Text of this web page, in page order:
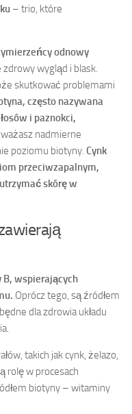
– trio, które
odnowy
wygląd i blask.
skutkować problemami
często nazywana
i paznokci,
nadmierne
poziomu biotyny. Cynk
przeciwzapalnym,
skórę w
B, wspierających
Oprócz tego, są źródłem
dla zdrowia układu
takich jak cynk, żelazo,
rolę w procesach
biotyny – witaminy